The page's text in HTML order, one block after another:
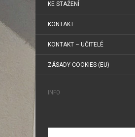
KE STAŽENÍ
KONTAKT
KONTAKT – UČITELÉ
ZÁSADY COOKIES (EU)
INFO